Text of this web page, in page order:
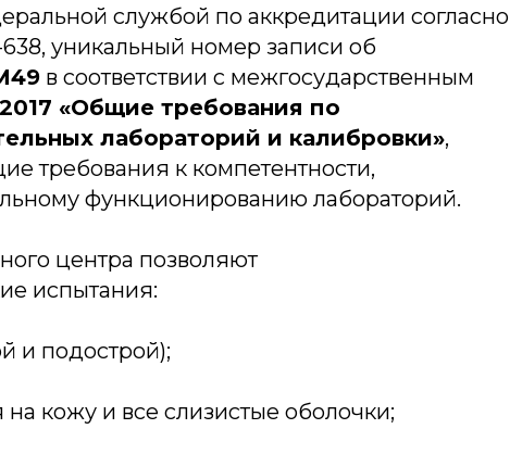
службой по аккредитации согласно
уникальный номер записи об
в соответствии с межгосударственным
«Общие требования по
лабораторий и калибровки»,
требования к компетентности,
функционированию лабораторий.
центра позволяют
испытания:
и подострой);
кожу и все слизистые оболочки;